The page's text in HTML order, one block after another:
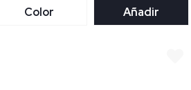
Color Añadir